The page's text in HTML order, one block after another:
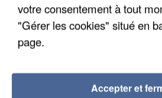
votre consentement à tout
"Gérer les cookies" situé en
page.
Accepter et